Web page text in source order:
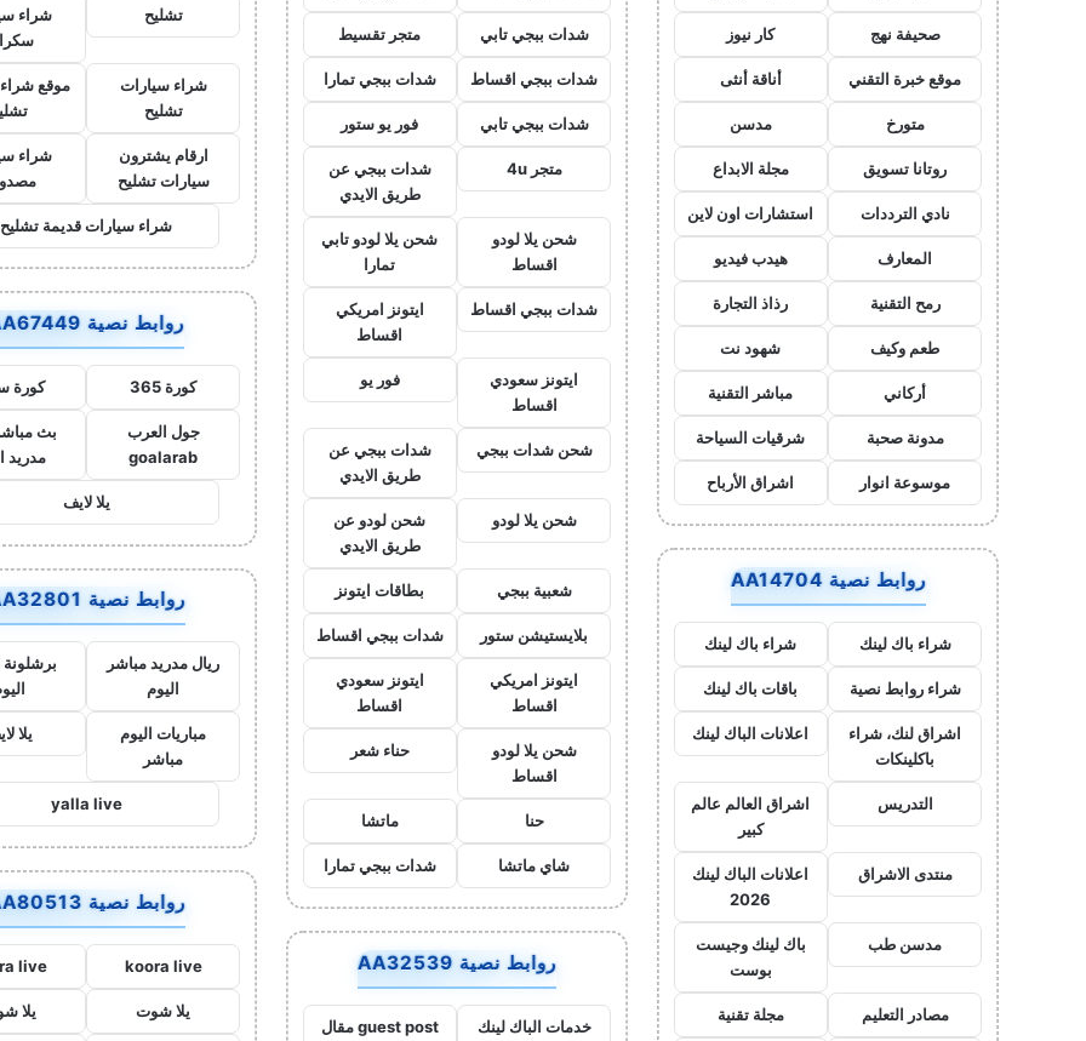
صحيفة نهج كار نيوز
موقع خبرة التقني أناقة أنثى
متورخ مدسن
روتانا تسويق مجلة الابداع
نادي الترددات استشارات اون لاين
المعارف هيدب فيديو
رمح التقنية رذاذ التجارة
طعم وكيف شهود نت
أركاني مباشر التقنية
مدونة صحبة شرقيات السياحة
موسوعة انوار اشراق الأرباح
روابط نصية AA14704
شراء باك لينك شراء باك لينك
شراء روابط نصية باقات باك لينك
اشراق لنك، شراء
باكلينكات
اعلانات الباك لينك
التدريس
اشراق العالم عالم
كبير
منتدى الاشراق
اعلانات الباك لينك
2026
مدسن طب
باك لينك وجيست
بوست
مصادر التعليم مجلة تقنية
شدات ببجي تابي متجر تقسيط
شدات ببجي اقساط شدات ببجي تمارا
شدات ببجي تابي فور يو ستور
متجر 4u
شدات ببجي عن
طريق الايدي
شحن يلا لودو
اقساط
شحن يلا لودو تابي
تمارا
شدات ببجي اقساط
ايتونز امريكي
اقساط
ايتونز سعودي
اقساط
فور يو
شحن شدات ببجي
شدات ببجي عن
طريق الايدي
شحن يلا لودو
شحن لودو عن
طريق الايدي
شعبية ببجي بطاقات ايتونز
بلايستيشن ستور شدات ببجي اقساط
ايتونز امريكي
اقساط
ايتونز سعودي
اقساط
شحن يلا لودو
اقساط
حناء شعر
حنا ماتشا
شاي ماتشا شدات ببجي تمارا
روابط نصية AA32539
خدمات الباك لينك
guest post مقال
تشليح
شراء
شراء سيارات
تشليح
موقع
ارقام يشترون
سيارات تشليح
شراء
شراء سيارات قديمة تشليح
روابط نصية AA67449
كورة 365 كورة
جول العرب
goalarab
بث
مدريد
يلا لايف
روابط نصية AA32801
ريال مدريد مباشر
اليوم
برشلونة
مباريات اليوم
مباشر
يلا
yalla live
روابط نصية AA80513
koora live
live
يلا شوت يلا